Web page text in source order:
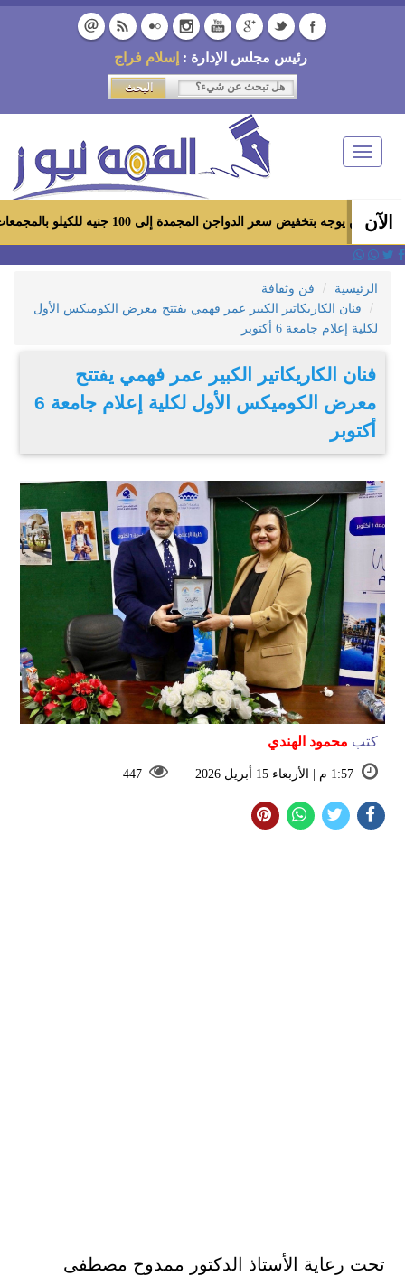
رئيس مجلس الإدارة : إسلام فراج
Toggle
navigation
الآن
سعر الدواجن المجمدة إلى 100 جنيه للكيلو بالمجمعات الاستهلاكية ومعارض «أهلاً رمضان»
الرئيسية
فن وثقافة
فنان الكاريكاتير الكبير عمر فهمي يفتتح معرض الكوميكس الأول
لكلية إعلام جامعة 6 أكتوبر
فنان الكاريكاتير الكبير عمر فهمي يفتتح
معرض الكوميكس الأول لكلية إعلام جامعة 6
أكتوبر
كتب محمود الهندي
1:57 م | الأربعاء 15 أبريل 2026 447
تحت رعاية الأستاذ الدكتور ممدوح مصطفى